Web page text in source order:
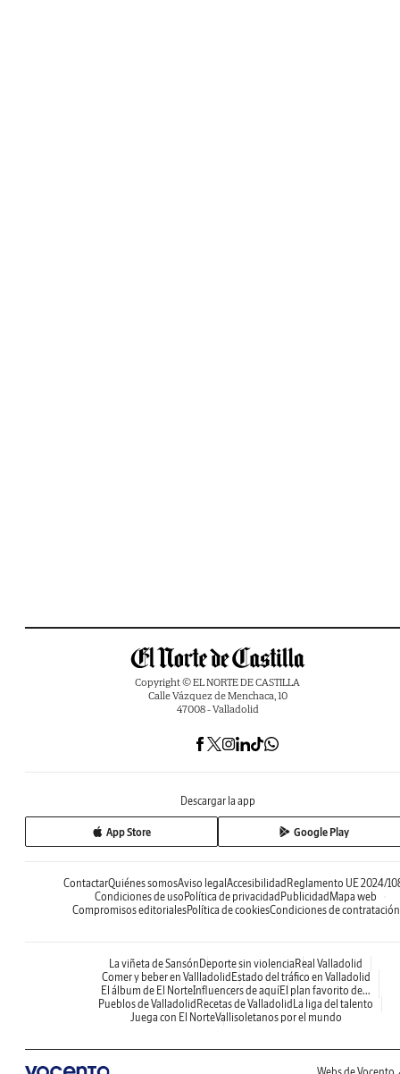
Copyright © EL NORTE DE CASTILLA
Calle Vázquez de Menchaca, 10
47008 - Valladolid
Descargar la app
App Store Google Play
ContactarQuiénes somosAviso legal Accesibilidad Reglamento UE 2024/
Condiciones de uso Política de privacidad Publicidad Mapa web
Compromisos editorialesPolítica de cookiesCondiciones de contratación
La viñeta de Sansón Deporte sin violencia Real Valladolid
Comer y beber en Vallladolid Estado del tráfico en Valladolid
El álbum de El NorteInfluencers de aquíEl plan favorito de...
Pueblos de Valladolid Recetas de Valladolid La liga del talento
Juega con El NorteVallisoletanos por el mundo